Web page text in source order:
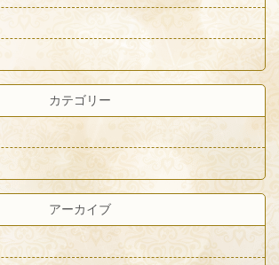
カテゴリー
アーカイブ